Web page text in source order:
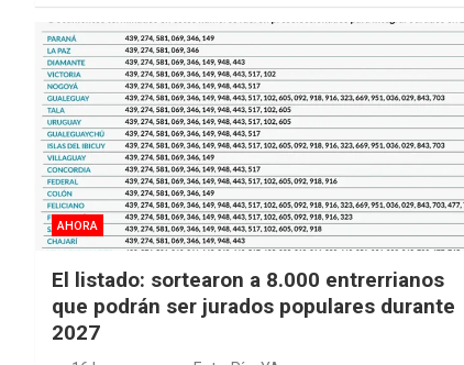
AHORA
El listado: sortearon a 8.000 entrerrianos
que podrán ser jurados populares durante
2027